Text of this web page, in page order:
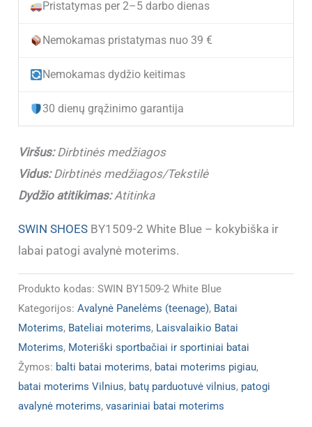
Ypač
patogūs
vasariniai
SWIN
Blue
Pristatymas per 2–5 darbo dienas
Nemokamas pristatymas nuo 39 €
Nemokamas dydžio keitimas
30 dienų grąžinimo garantija
Viršus:Dirbtinės medžiagos
Vidus:Dirbtinės medžiagos/Tekstilė
Dydžio atitikimas:Atitinka
SWIN SHOES BY1509-2 White Blue – kokybiška ir
labai patogi avalynė moterims.
Produkto kodas:SWIN BY1509-2 White Blue
Kategorijos:Avalynė Panelėms (teenage), Batai
Moterims, Bateliai moterims, Laisvalaikio Batai
Moterims, Moteriški sportbačiai ir sportiniai batai
Žymos: balti batai moterims, batai moterims pigiau,
batai moterims Vilnius, batų parduotuvė vilnius, patogi
avalynė moterims,vasariniai batai moterims